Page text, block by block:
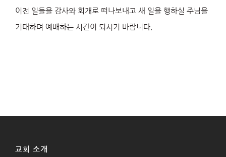
이전 일들을 감사와 회개로 떠나보내고 새 일을 행하실 주님을
기대하며 예배하는 시간이 되시기 바랍니다.
교회 소개